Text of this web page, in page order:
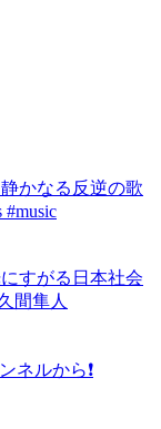
かなる反逆の歌
#music
すがる日本社会
間隼人
ネルから❗️